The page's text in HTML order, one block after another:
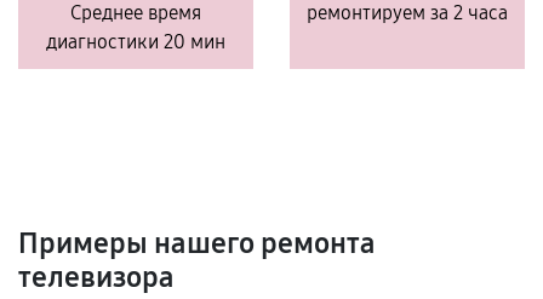
Среднее время
диагностики 20 мин
ремонтируем за 2 часа
Примеры нашего ремонта
телевизора